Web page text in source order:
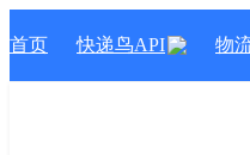
首页 快递鸟API 物